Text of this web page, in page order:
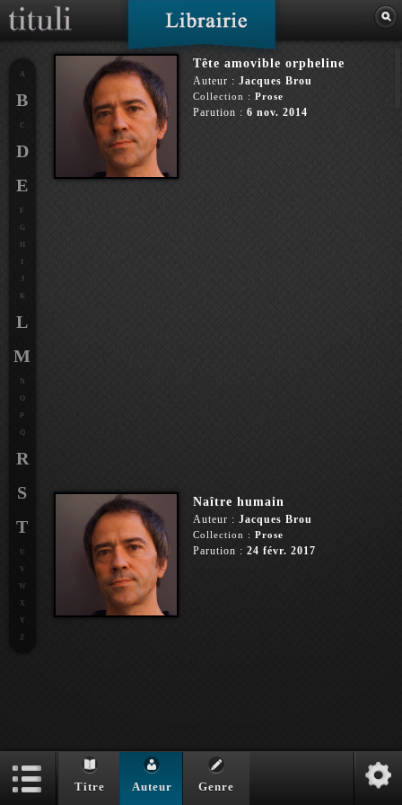
Tête amovible orpheline
Auteur : Jacques Brou
Collection : Prose
Parution : 6 nov. 2014
Naître humain
Auteur : Jacques Brou
Collection : Prose
Parution : 24 févr. 2017
A
B
C
D
E
F
G
H
J
K
L
M
N
O
P
Q
R
S
T
U
V
W
X
Y
Z
Titre Auteur Genre